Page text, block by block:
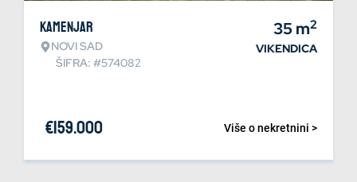
Kamenjar
NOVI SAD
ŠIFRA: #574082
35m2
VIKENDICA
Više o nekretnini >
€159.000